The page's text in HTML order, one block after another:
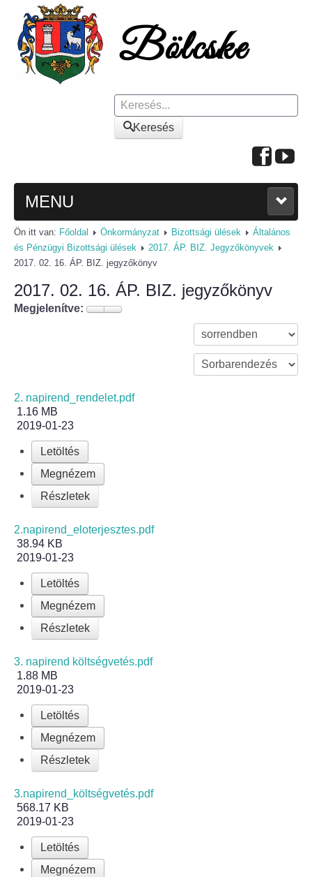
Keresés
Keresés
MENU
FŐOLDAL
Polgármesteri köszöntő
Mi újság Bölcskén?
Értéktár bizottság
Turizmus
Szállások
Egyházak, civilek
Református Egyház
Bölcskei női kar
Bölcskei Rákóczi Horgász Egyesület
Bölcskei Sportegyesület
Bölcskei Sólymok Íjász Baráti Kör
Amatőr Színjátszó Társulat Egyesület
Katolikus Egyház
Ön itt van: Főoldal Önkormányzat Bizottsági ülések
Általános
és Pénzügyi Bizottsági ülések
2017. ÁP. BIZ. Jegyzőkönyvek
2017. 02. 16. ÁP. BIZ. jegyzőkönyv
2017. 02. 16. ÁP. BIZ. jegyzőkönyv
Megjelenítve:
2. napirend_rendelet.pdf
1.16 MB
2019-01-23
Letöltés
Megnézem
Részletek
2.napirend_eloterjesztes.pdf
38.94 KB
2019-01-23
Letöltés
Megnézem
Részletek
3. napirend költségvetés.pdf
1.88 MB
2019-01-23
Letöltés
Megnézem
Részletek
3.napirend_költségvetés.pdf
568.17 KB
2019-01-23
Letöltés
Megnézem